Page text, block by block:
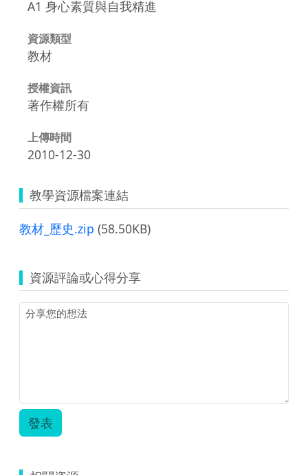
A1 身心素質與自我精進
資源類型
教材
授權資訊
著作權所有
上傳時間
2010-12-30
教學資源檔案連結
教材_歷史.zip (58.50KB)
資源評論或心得分享
發表